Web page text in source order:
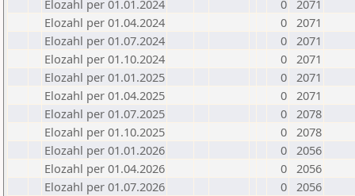
Elozahl per 01.01.2024
0 2071
Elozahl per 01.04.2024
0 2071
Elozahl per 01.07.2024
0 2071
Elozahl per 01.10.2024
0 2071
Elozahl per 01.01.2025
0 2071
Elozahl per 01.04.2025
0 2071
Elozahl per 01.07.2025
0 2078
Elozahl per 01.10.2025
0 2078
Elozahl per 01.01.2026
0 2056
Elozahl per 01.04.2026
0 2056
Elozahl per 01.07.2026
0 2056